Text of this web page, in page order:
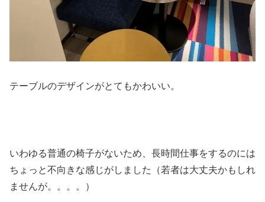
テーブルのデザインがとてもかわいい。
いわゆる普通の椅子がないため、長時間仕事をするのには
ちょっと不向きな感じがしました（若者は大丈夫かもしれ
ませんが。。。。）